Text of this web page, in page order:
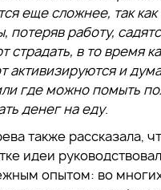
еще сложнее, так
потеряв работу,
страдать, в то время
активизируются и
где можно помыть
денег на еду.
также рассказала,
идеи
опытом: во